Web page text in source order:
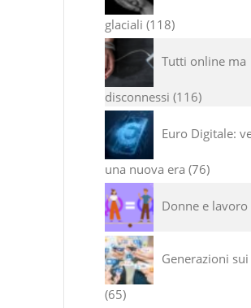
glaciali 118
Tutti online ma
disconnessi 116
Euro Digitale:
una nuova era 76
Donne e lavoro
Generazioni sui
65